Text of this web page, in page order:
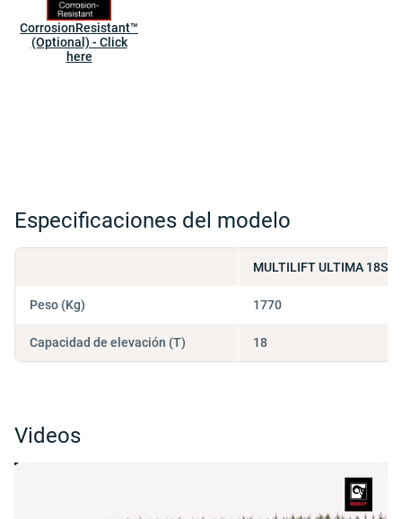
CorrosionResistant™
(Optional) - Click
here
Especificaciones del modelo
Peso (Kg)
Capacidad de elevación (T)
MULTILIFT ULTIMA 18S
1770
18
Videos